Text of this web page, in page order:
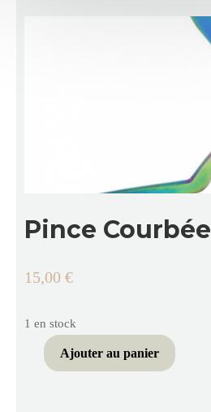
Pince Courbée
15,00€
1 en stock
quantité
Ajouter au panier